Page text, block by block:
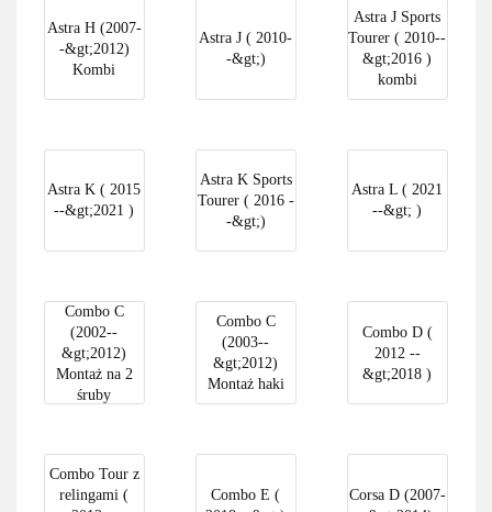
Astra H (2007-
-&gt;2012)
Kombi
Astra J ( 2010-
-&gt;)
Astra J Sports
Tourer ( 2010--
&gt;2016 )
kombi
Astra K ( 2015
--&gt;2021 )
Astra K Sports
Tourer ( 2016 -
-&gt;)
Astra L ( 2021
--&gt; )
Combo C
(2002--
&gt;2012)
Montaż na 2
śruby
Combo C
(2003--
&gt;2012)
Montaż haki
Combo D (
2012 --
&gt;2018 )
Combo Tour z
relingami (
Combo E (
Corsa D (2007-